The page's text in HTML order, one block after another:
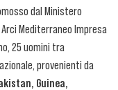
dal Ministero
Mediterraneo Impresa
25 uomini tra
provenienti da
Guinea,